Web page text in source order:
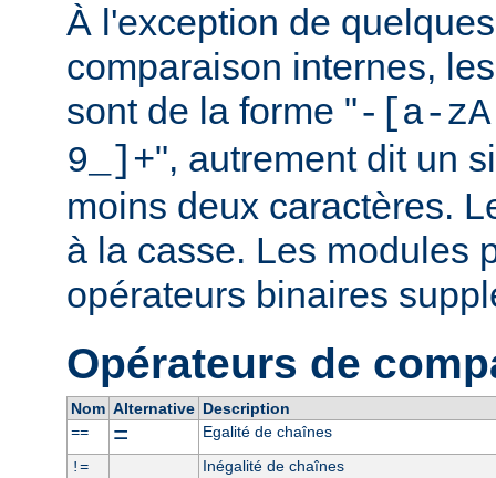
À l'exception de
comparaison internes,
sont de la forme "-[a-
9_]+", autrement dit un
moins deux caractères.
à la casse. Les modules
opérateurs binaires
Opérateurs de
Nom Alternative Description
==
=
Egalité de chaînes
!=
Inégalité de chaînes